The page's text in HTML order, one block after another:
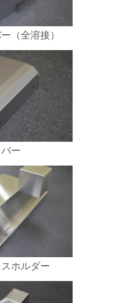
（全溶接）
ー
ホルダー